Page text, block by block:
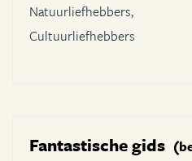
Natuurliefhebbers,
Cultuurliefhebbers
Fantastische gids